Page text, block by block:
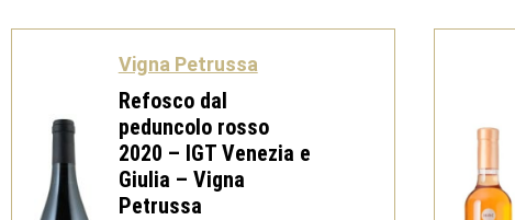
Vigna Petrussa
Refosco dal
peduncolo rosso
2020 – IGT Venezia e
Giulia – Vigna
Petrussa